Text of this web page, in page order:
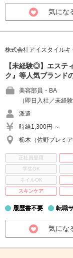
気にな
株式会社アイスタイルキ
【未経験◎】エステ
ク』等人気ブランド
美容部員・BA
（即日入社／未経
派遣
時給1,300円 ～
栃木（佐野プレミ
正社員登用
学生OK
ネイルOK
スキンケア
履歴書不要 転職
気にな